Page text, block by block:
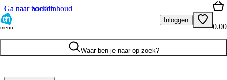
Ga naar hoofdinhoud
Ga naar zoeken
menu
Inloggen
0.00
Waar ben je naar op zoek?